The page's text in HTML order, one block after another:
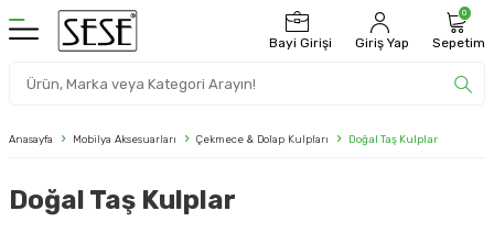
Bayi Girişi Giriş Yap
0
Sepetim
Anasayfa Mobilya Aksesuarları Çekmece & Dolap Kulpları Doğal Taş Kulplar
Doğal Taş Kulplar